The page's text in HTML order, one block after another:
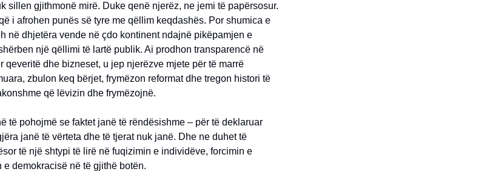
sillen gjithmonë mirë. Duke qenë njerëz, ne jemi të papërsosur.
i afrohen punës së tyre me qëllim keqdashës. Por shumica e
në dhjetëra vende në çdo kontinent ndajnë pikëpamjen e
një qëllimi të lartë publik. Ai prodhon transparencë në
qeveritë dhe bizneset, u jep njerëzve mjete për të marrë
zbulon keq bërjet, frymëzon reformat dhe tregon histori të
që lëvizin dhe frymëzojnë.
të pohojmë se faktet janë të rëndësishme – për të deklaruar
janë të vërteta dhe të tjerat nuk janë. Dhe ne duhet të
të një shtypi të lirë në fuqizimin e individëve, forcimin e
demokracisë në të gjithë botën.